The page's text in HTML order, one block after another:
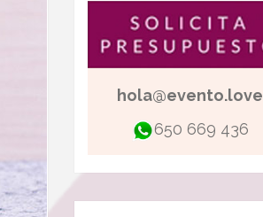
hola@evento.love
650 669 436